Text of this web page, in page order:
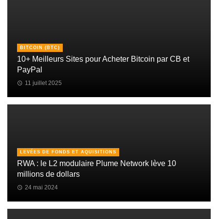
BITCOIN (BTC)
10+ Meilleurs Sites pour Acheter Bitcoin par CB et
PayPal
11 juillet 2025
LEVÉES DE FONDS ET AQUISITIONS
RWA : le L2 modulaire Plume Network lève 10
millions de dollars
24 mai 2024